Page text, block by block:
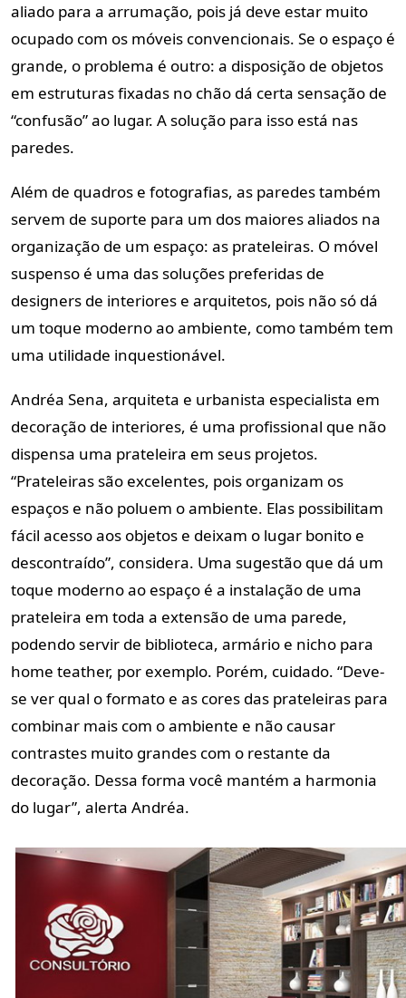
aliado para a arrumação, pois já deve estar muito
ocupado com os móveis convencionais. Se o espaço é
grande, o problema é outro: a disposição de objetos
em estruturas fixadas no chão dá certa sensação de
“confusão” ao lugar. A solução para isso está nas
paredes.
Além de quadros e fotografias, as paredes também
servem de suporte para um dos maiores aliados na
organização de um espaço: as prateleiras. O móvel
suspenso é uma das soluções preferidas de
designers de interiores e arquitetos, pois não só dá
um toque moderno ao ambiente, como também tem
uma utilidade inquestionável.
Andréa Sena, arquiteta e urbanista especialista em
decoração de interiores, é uma profissional que não
dispensa uma prateleira em seus projetos.
“Prateleiras são excelentes, pois organizam os
espaços e não poluem o ambiente. Elas possibilitam
fácil acesso aos objetos e deixam o lugar bonito e
descontraído”, considera. Uma sugestão que dá um
toque moderno ao espaço é a instalação de uma
prateleira em toda a extensão de uma parede,
podendo servir de biblioteca, armário e nicho para
home teather, por exemplo. Porém, cuidado. “Deve-
se ver qual o formato e as cores das prateleiras para
combinar mais com o ambiente e não causar
contrastes muito grandes com o restante da
decoração. Dessa forma você mantém a harmonia
do lugar”, alerta Andréa.